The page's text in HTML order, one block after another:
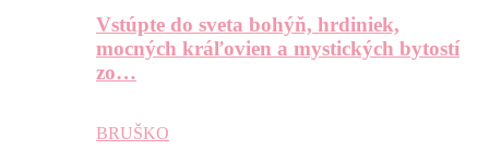
Vstúpte do sveta bohýň, hrdiniek,
mocných kráľovien a mystických bytostí
zo…
BRUŠKO